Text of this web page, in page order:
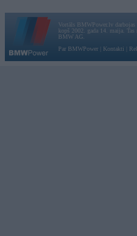
Vortāls BMWPower.lv darbojas
kopš 2002. gada 14. maija.
BMW AG.
Par BMWPower
Kontakti